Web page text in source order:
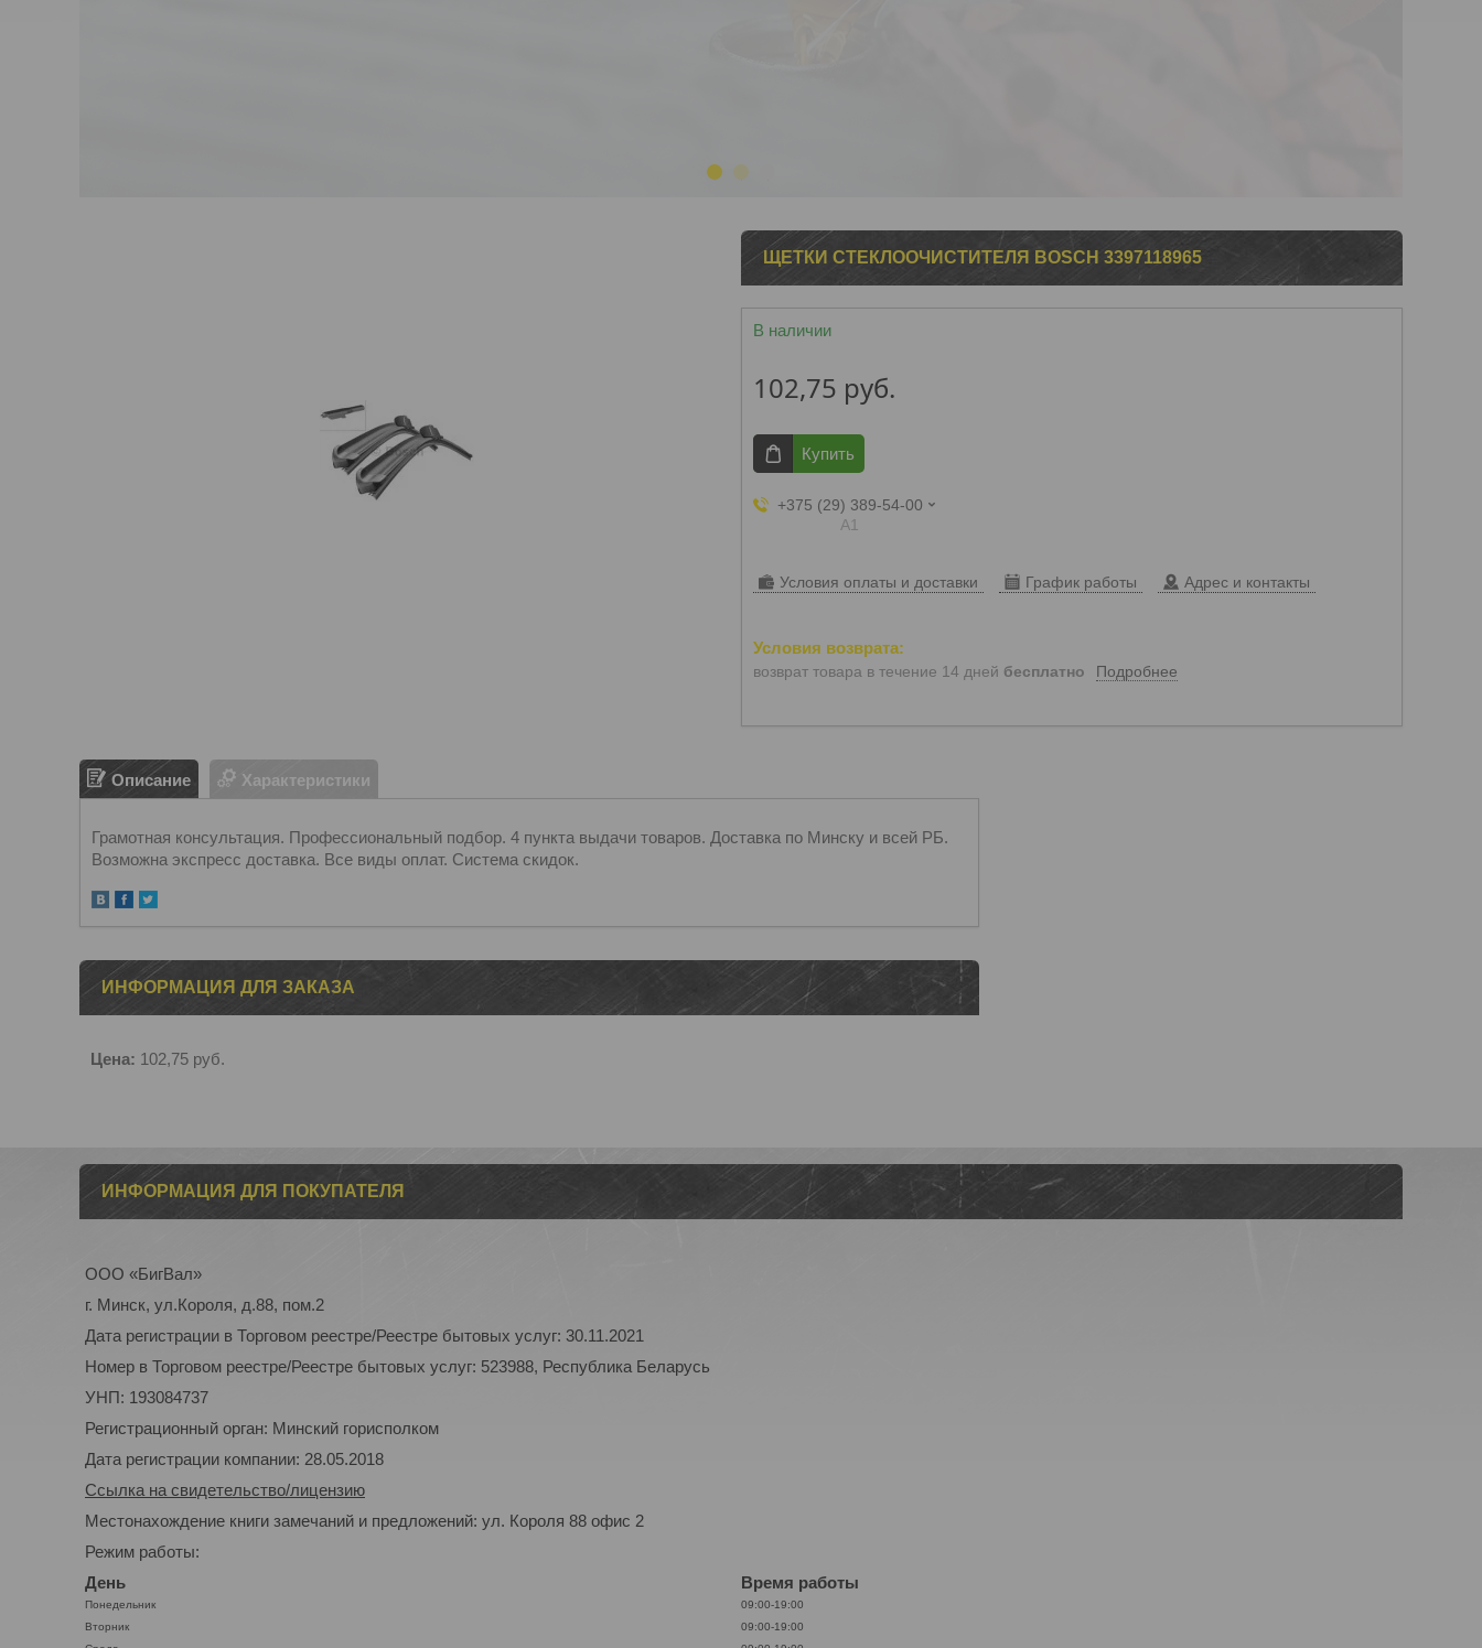
ЩЕТКИ СТЕКЛООЧИСТИТЕЛЯ BOSCH 3397118965
В наличии
102,75 руб.
Купить
+375 (29) 389-54-00
А1
Условия оплаты и доставки График работы Адрес и контакты
возврат товара в течение 14 дней бесплатно Подробнее
Описание Характеристики
Грамотная консультация. Профессиональный подбор. 4 пункта выдачи товаров. Доставка по Минску и всей РБ.
Возможна экспресс доставка. Все виды оплат. Система скидок.
ИНФОРМАЦИЯ ДЛЯ ЗАКАЗА
Цена: 102,75 руб.
ИНФОРМАЦИЯ ДЛЯ ПОКУПАТЕЛЯ
ООО «БигВал»
г. Минск, ул.Короля, д.88, пом.2
Дата регистрации в Торговом реестре/Реестре бытовых услуг: 30.11.2021
Номер в Торговом реестре/Реестре бытовых услуг: 523988, Республика Беларусь
УНП: 193084737
Регистрационный орган: Минский горисполком
Дата регистрации компании: 28.05.2018
Ссылка на свидетельство/лицензию
Местонахождение книги замечаний и предложений: ул. Короля 88 офис 2
Режим работы:
День
Время работы
Понедельник
09:00-19:00
Вторник
09:00-19:00